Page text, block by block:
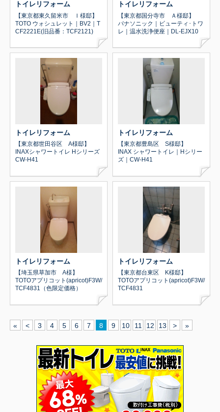
トイレリフォーム
【東京都東久留米市 Ｉ様邸】
TOTO ウォシュレット｜BV2｜T
CF2221E(旧品番：TCF2121)
トイレリフォーム
【東京都国分寺市 Ａ様邸】
パナソニック｜ビューティ･トワ
レ｜温水洗浄便座｜DL-EJX10
トイレリフォーム
【東京都世田谷区 A様邸】
INAXシャワートイレ Hシリーズ
CW-H41
トイレリフォーム
【東京都豊島区 S様邸】
INAX シャワートイレ｜Hシリー
ズ｜CW-H41
トイレリフォーム
【埼玉県草加市 A様】
TOTOアプリコット(apricot)F3W/
TCF4831（色限定価格）
トイレリフォーム
【東京都台東区 K様邸】
TOTOアプリコット(apricot)F3W/
TCF4831
« < 3 4 5 6 7 8 9 10 11 12 13 > »